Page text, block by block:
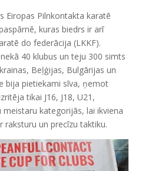
Eiropas Pilnkontakta karatē
kuras biedrs ir arī
do federācija (LKKF).
40 klubus un teju 300 simts
Beļģijas, Bulgārijas un
bija pietiekami sīva, ņemot
tikai J16, J18, U21,
meistaru kategorijās, lai ikviena
raksturu un precīzu taktiku.